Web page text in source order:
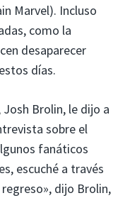
Marvel). Incluso
como la
desaparecer
días.
Brolin, le dijo a
sobre el
fanáticos
escuché a través
dijo Brolin,